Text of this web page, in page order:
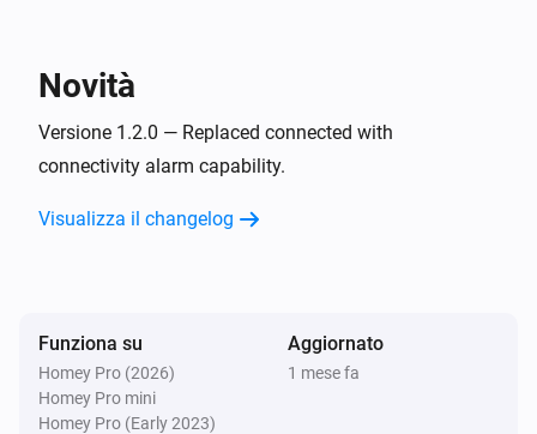
L'allarme di perdita si è attivato
L'allarme di utilizzo si è spento
Sensore
La Modalità Assente è stata disattivata
Novità
Versione 1.2.0 — Replaced connected with
connectivity alarm capability.
Visualizza il changelog
Funziona su
Homey Pro (2026)
Homey Pro mini
Homey Pro (Early 2023)
Aggiornato
1 mese fa